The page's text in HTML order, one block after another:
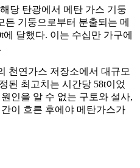
당 탄광에서 메탄 가스 기둥
든 기둥으로부터 분출되는 메
달했다. 이는 수십만 가구에
천연가스 저장소에서 대규모
된 최고치는 시간당 58t이었
인을 알 수 없는 구토와 설사,
이 흐른 후에야 메탄가스가